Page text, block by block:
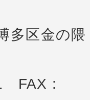
多区金の隈
FAX :